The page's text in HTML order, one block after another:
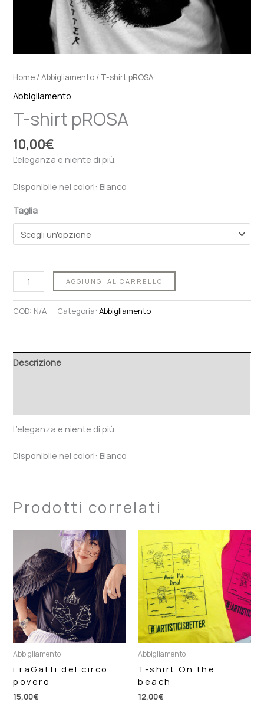
Home /Abbigliamento / T-shirt pROSA
Abbigliamento
T-shirt pROSA
10,00€
L’eleganza e niente di più.
Disponibile nei colori: Bianco
Taglia
AGGIUNGI AL CARRELLO
COD: N/A Categoria:Abbigliamento
Descrizione
L’eleganza e niente di più.
Disponibile nei colori: Bianco
Prodotti correlati
Abbigliamento
i raGatti del circo
povero
15,00€
Questo
prodotto
ha
più
varianti.
Le
opzioni
possono
essere
scelte
pagina
Abbigliamento
T-shirt On the
beach
12,00€
Questo
prodotto
ha
più
varianti.
Le
opzioni
possono
essere
scelte